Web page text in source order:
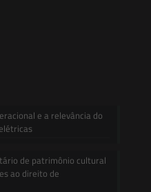
e a relevância do
de patrimônio cultural
ao direito de